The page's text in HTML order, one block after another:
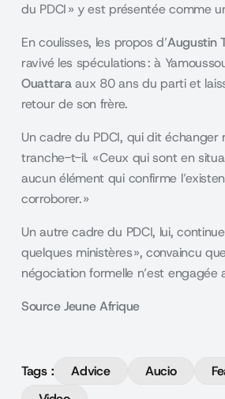
du PDCI » y est présentée comme
En coulisses, les propos d’Augustin
ravivé les spéculations : à
Ouattaraaux 80 ans du parti et
retour de son frère.
Un cadre du PDCI, qui dit échanger
tranche-t-il. « Ceux qui sont en
aucun élément qui confirme
corroborer. »
Un autre cadre du PDCI, lui,
quelques ministères », convaincu
négociation formelle n’est engagée
Source Jeune Afrique
Tags : Advice Aucio